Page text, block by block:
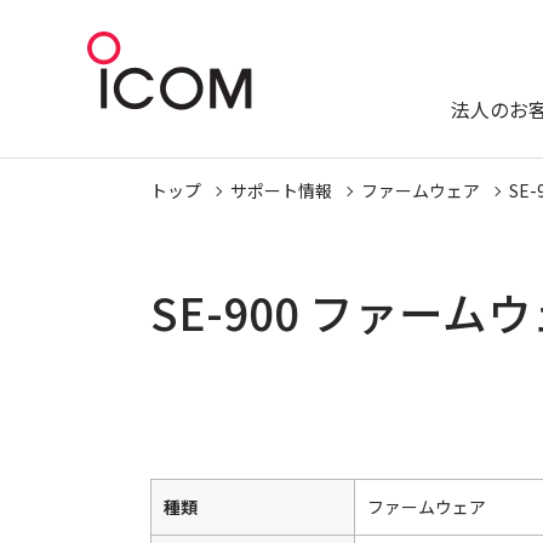
法人のお
トップ サポート情報 ファームウェア SE-
SE-900 ファーム
種類 ファームウェア